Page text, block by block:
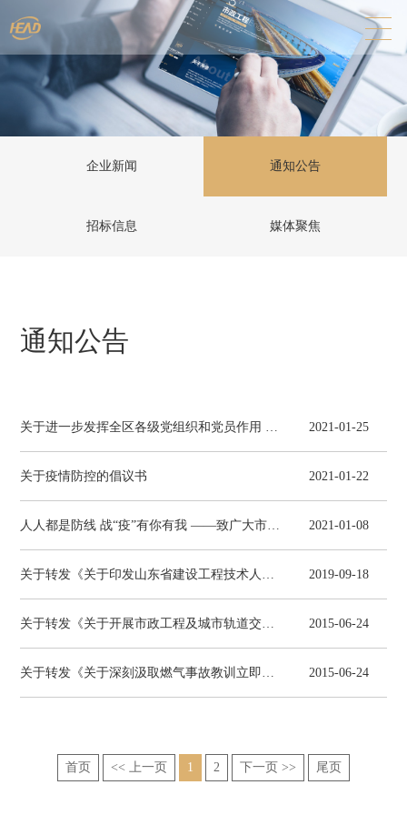
企业新闻 通知公告
招标信息 媒体聚焦
通知公告
2021-01-25
关于疫情防控的倡议书 2021-01-22
2021-01-08
2019-09-18
2015-06-24
2015-06-24
首页 << 上一页 1 2 下一页 >> 尾页